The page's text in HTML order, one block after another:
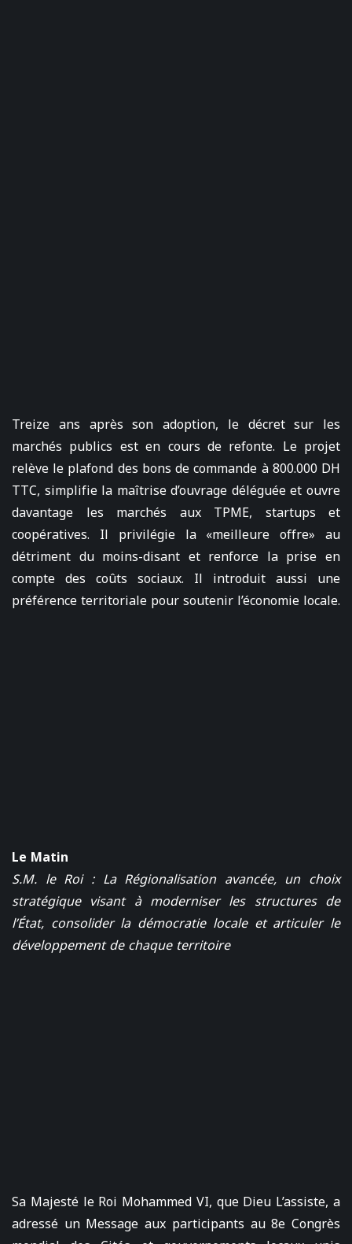
Treize ans après son adoption, le décret sur les
marchés publics est en cours de refonte. Le projet
relève le plafond des bons de commande à 800.000 DH
TTC, simplifie la maîtrise d’ouvrage déléguée et ouvre
davantage les marchés aux TPME, startups et
coopératives. Il privilégie la «meilleure offre» au
détriment du moins-disant et renforce la prise en
compte des coûts sociaux. Il introduit aussi une
préférence territoriale pour soutenir l’économie locale.
Le Matin
S.M. le Roi : La Régionalisation avancée, un choix
stratégique visant à moderniser les structures de
l’État, consolider la démocratie locale et articuler le
développement de chaque territoire
Sa Majesté le Roi Mohammed VI, que Dieu L’assiste, a
adressé un Message aux participants au 8e Congrès